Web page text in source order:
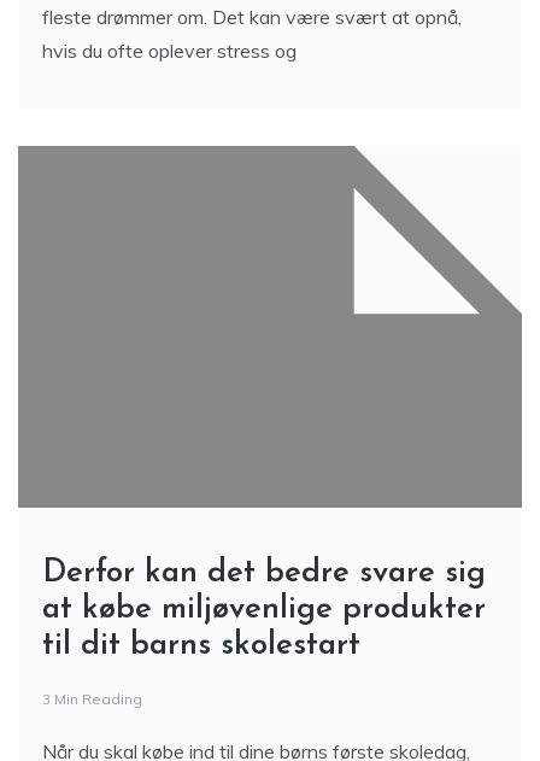
fleste drømmer om. Det kan være svært at opnå,
hvis du ofte oplever stress og
Derfor kan det bedre svare sig
at købe miljøvenlige produkter
til dit barns skolestart
3 Min Reading
Når du skal købe ind til dine børns første skoledag,